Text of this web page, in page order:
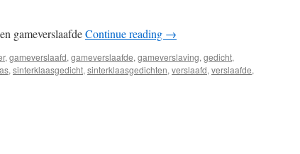
gameverslaafdeContinue reading →
, gameverslaafd, gameverslaafde, gameverslaving, gedicht,
, sinterklaasgedicht, sinterklaasgedichten, verslaafd, verslaafde,